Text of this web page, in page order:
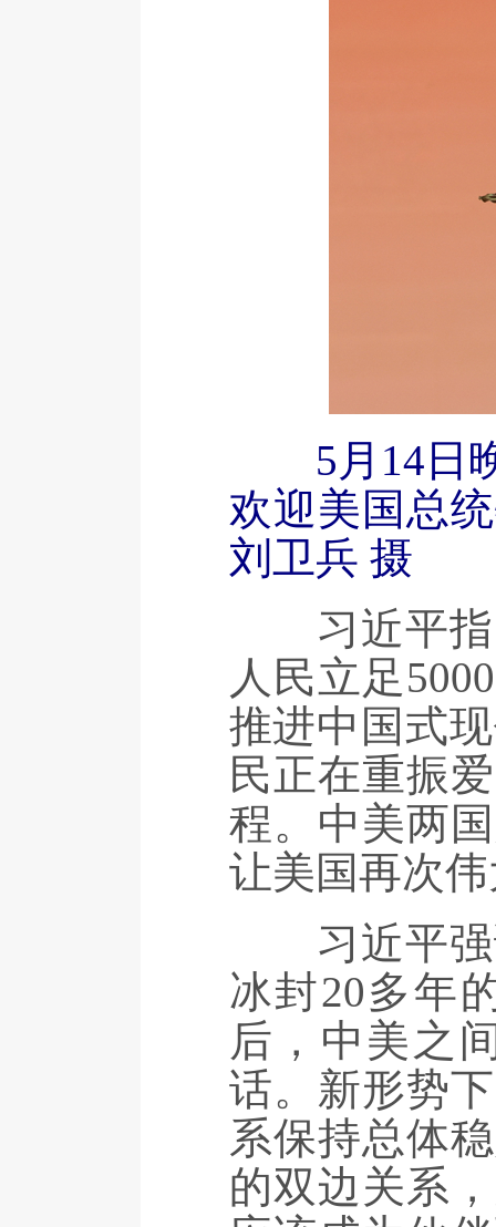
5月14日
欢迎美国总
刘卫兵 摄
习近平指
人民立足
推进中国式
民正在重振
程。中美两
让美国再次
习近平强
冰封20多年
后，中美之
话。新形势
系保持总体
的双边关系